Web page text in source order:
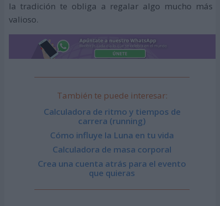
la tradición te obliga a regalar algo mucho más
valioso.
También te puede interesar:
Calculadora de ritmo y tiempos de
carrera (running)
Cómo influye la Luna en tu vida
Calculadora de masa corporal
Crea una cuenta atrás para el evento
que quieras